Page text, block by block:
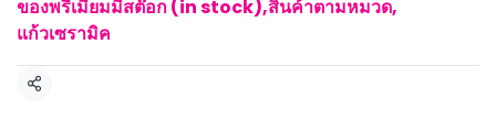
ของพรีเมียมมีสต๊อก (in stock),สินค้าตามหมวด,
แก้วเซรามิค
แชร์